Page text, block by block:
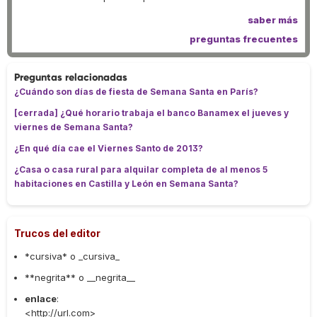
saber más
preguntas frecuentes
Preguntas relacionadas
¿Cuándo son días de fiesta de Semana Santa en París?
[cerrada] ¿Qué horario trabaja el banco Banamex el jueves y
viernes de Semana Santa?
¿En qué día cae el Viernes Santo de 2013?
¿Casa o casa rural para alquilar completa de al menos 5
habitaciones en Castilla y León en Semana Santa?
Trucos del editor
*cursiva* o _cursiva_
**negrita** o __negrita__
enlace:
<http://url.com>